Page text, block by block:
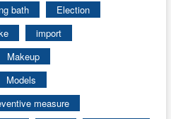
bath
Election
import
Makeup
Models
measure